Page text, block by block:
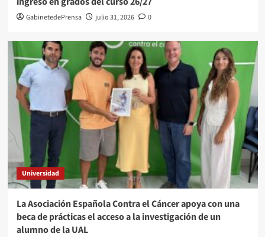
GabinetedePrensa julio 31, 2026 0
Universidad
La Asociación Española Contra el Cáncer apoya con una
beca de prácticas el acceso a la investigación de un
alumno de la UAL